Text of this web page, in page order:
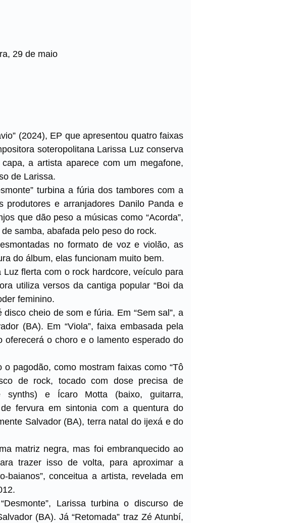
29 de maio
(2024), EP que apresentou quatro faixas
soteropolitana Larissa Luz conserva
a artista aparece com um megafone,
de Larissa.
turbina a fúria dos tambores com a
produtores e arranjadores Danilo Panda e
que dão peso a músicas como “Acorda”,
samba, abafada pelo peso do rock.
no formato de voz e violão, as
do álbum, elas funcionam muito bem.
Luz flerta com o rock hardcore, veículo para
utiliza versos da cantiga popular “Boi da
feminino.
cheio de som e fúria. Em “Sem sal”, a
(BA). Em “Viola”, faixa embasada pela
o choro e o lamento esperado do
pagodão, como mostram faixas como “Tô
de rock, tocado com dose precisa de
synths) e Ícaro Motta (baixo, guitarra,
fervura em sintonia com a quentura do
Salvador (BA), terra natal do ijexá e do
matriz negra, mas foi embranquecido ao
trazer isso de volta, para aproximar a
conceitua a artista, revelada em
Larissa turbina o discurso de
(BA). Já “Retomada” traz Zé Atunbí,